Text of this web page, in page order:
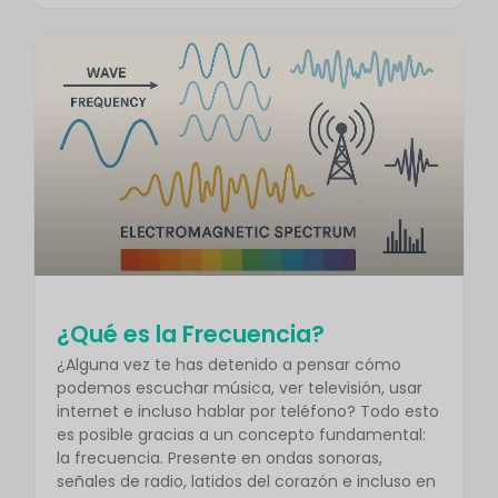
¿Qué es la Frecuencia?
¿Alguna vez te has detenido a pensar cómo
podemos escuchar música, ver televisión, usar
internet e incluso hablar por teléfono? Todo esto
es posible gracias a un concepto fundamental:
la frecuencia. Presente en ondas sonoras,
señales de radio, latidos del corazón e incluso en